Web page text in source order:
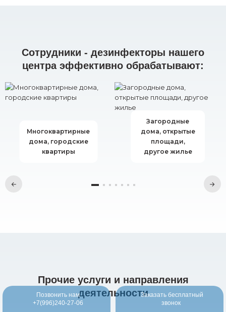
Позвонить нам
+7(996)240-27-06
Заказать бесплатный
звонок
Сотрудники - дезинфекторы нашего
центра эффективно обрабатывают:
Многоквартирные
дома, городские
квартиры
Загородные
дома, открытые
площади,
другое жилье
Прочие услуги и направления
деятельности